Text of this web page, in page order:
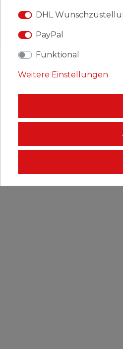
AGB
DHL
PayPal
Funktional
Weitere Einstellungen